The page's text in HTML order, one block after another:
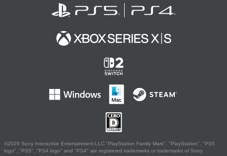
©2026 Sony Interactive Entertainment LLC."PlayStation Family Mark", "PlayStation", "PS5
logo", "PS5", "PS4 logo" and "PS4" are registered trademarks or trademarks of Sony